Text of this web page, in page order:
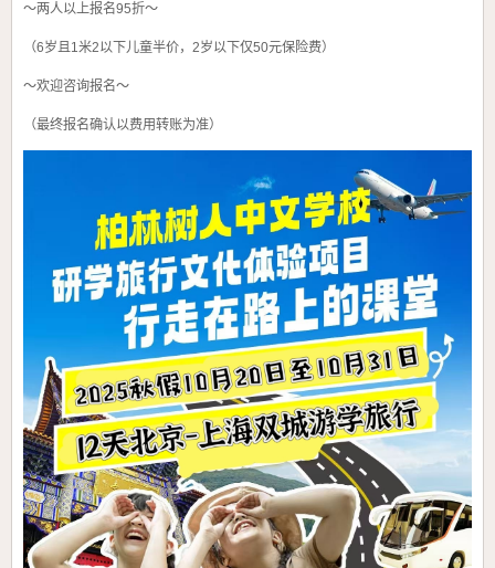
～两人以上报名95折～
（6岁且1米2以下儿童半价，2岁以下仅50元保险费）
～欢迎咨询报名～
（最终报名确认以费用转账为准）